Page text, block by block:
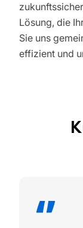
Lösung, die
Sie uns
effizient und